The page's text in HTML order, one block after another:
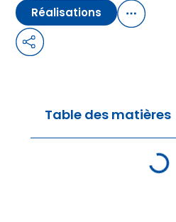
Réalisations
Table des matières